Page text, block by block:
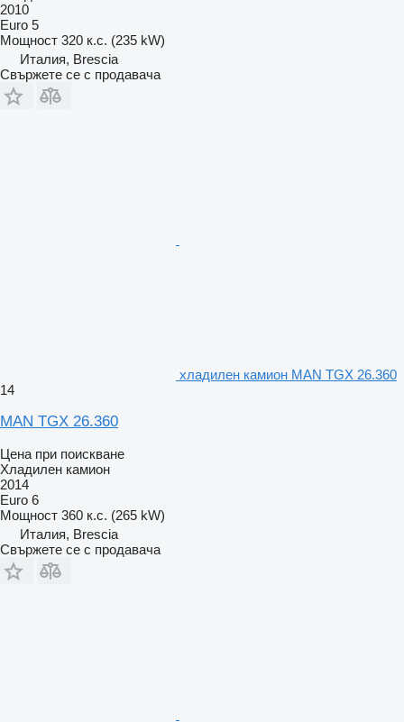
2010
Euro 5
Мощност 320 к.с. (235 kW)
Италия, Brescia
Свържете се с продавача
хладилен камион MAN TGX 26.360
14
MAN TGX 26.360
Цена при поискване
Хладилен камион
2014
Euro 6
Мощност 360 к.с. (265 kW)
Италия, Brescia
Свържете се с продавача